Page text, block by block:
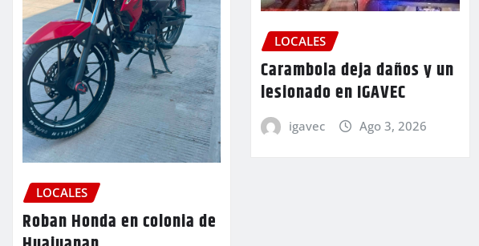
LOCALES
Roban Honda en colonia de
LOCALES
Carambola deja daños y un
lesionado en IGAVEC
igavec Ago 3, 2026